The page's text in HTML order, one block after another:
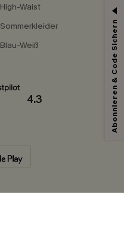
High-Waist
Sommerkleider
Blau-Weiß
4.3 Abonnieren & Code Sichern